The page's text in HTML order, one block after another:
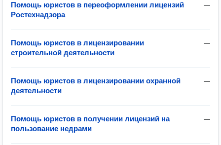
—
Помощь юристов в переоформлении лицензий
Ростехнадзора
—
Помощь юристов в лицензировании
строительной деятельности
—
Помощь юристов в лицензировании охранной
деятельности
—
Помощь юристов в получении лицензий на
пользование недрами